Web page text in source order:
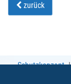
zurück
Schutzkonzept